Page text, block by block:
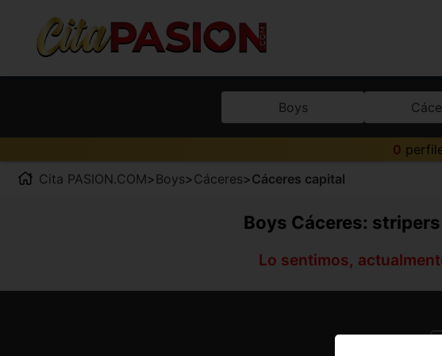
Boys
0
Cita PASION.COM>Boys>Cáceres>Cáceres capital
Boys Cáceres:
Lo sentimos,